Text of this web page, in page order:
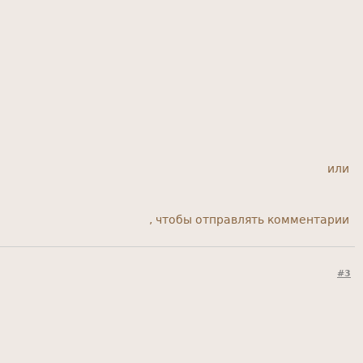
или
, чтобы отправлять комментарии
#3